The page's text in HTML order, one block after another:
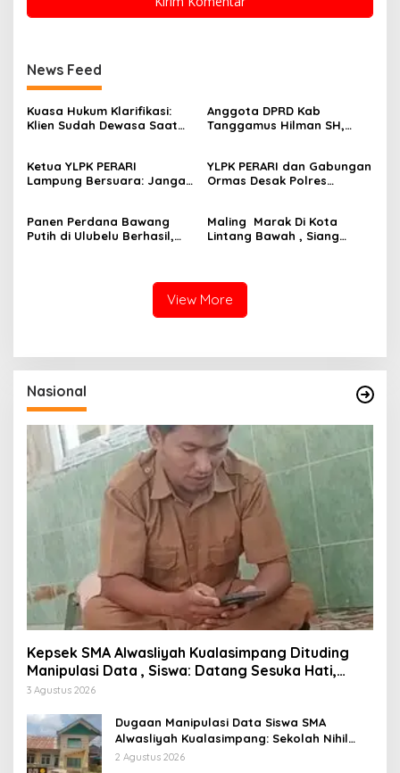
News Feed
Kuasa Hukum Klarifikasi:
Klien Sudah Dewasa Saat
Anggota DPRD Kab
Tanggamus Hilman SH,
Ketua YLPK PERARI
Lampung Bersuara: Jangan
Massa Aksi Minta Diusut
YLPK PERARI dan Gabungan
Ormas Desak Polres
Slamet Riyadi Putra
Dugaan Pelanggaran UU
Panen Perdana Bawang
Putih di Ulubelu Berhasil,
Maling Marak Di Kota
Lintang Bawah , Siang
View More
Nasional
Kepsek SMA Alwasliyah Kualasimpang Dituding
Manipulasi Data , Siswa: Datang Sesuka Hati,
Dana MBG Disalurkan ke Guru & Pesantren
3 Agustus 2026
Dugaan Manipulasi Data Siswa SMA
Alwasliyah Kualasimpang: Sekolah Nihil
Murid Tapi Terima Dana BOS & Paket
2 Agustus 2026